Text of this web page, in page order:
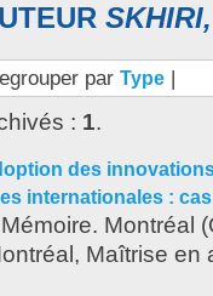
par Type |
: 1.
des
internationales :
Mémoire. Montréal
Maîtrise en